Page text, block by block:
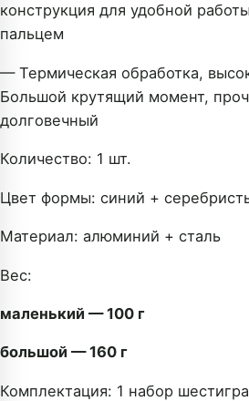
конструкция для удобной
пальцем
— Термическая обработка,
Большой крутящий момент,
долговечный
Количество: 1 шт.
Цвет формы: синий +
Материал: алюминий + сталь
Вес:
маленький — 100 г
большой — 160 г
Комплектация: 1 набор